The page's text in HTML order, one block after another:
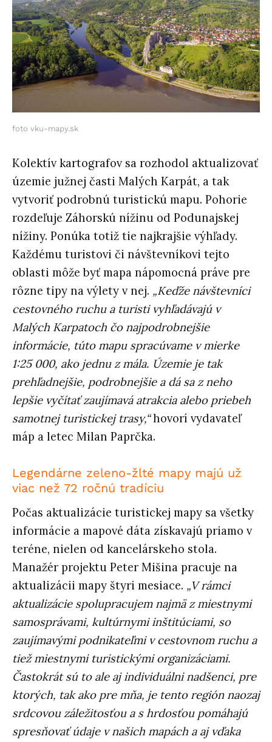
foto vku-mapy.sk
Kolektív kartografov sa rozhodol aktualizovať
územie južnej časti Malých Karpát, a tak
vytvoriť podrobnú turistickú mapu. Pohorie
rozdeľuje Záhorskú nížinu od Podunajskej
nížiny. Ponúka totiž tie najkrajšie výhľady.
Každému turistovi či návštevníkovi tejto
oblasti môže byť mapa nápomocná práve pre
rôzne tipy na výlety v nej. „Keďže návštevníci
cestovného ruchu a turisti vyhľadávajú v
Malých Karpatoch čo najpodrobnejšie
informácie, túto mapu spracúvame v mierke
1:25 000, ako jednu z mála. Územie je tak
prehľadnejšie, podrobnejšie a dá sa z neho
lepšie vyčítať zaujímavá atrakcia alebo priebeh
samotnej turistickej trasy,“hovorí vydavateľ
máp a letec Milan Paprčka.
Legendárne zeleno-žlté mapy majú už
viac než 72 ročnú tradíciu
Počas aktualizácie turistickej mapy sa všetky
informácie a mapové dáta získavajú priamo v
teréne, nielen od kancelárskeho stola.
Manažér projektu Peter Mišina pracuje na
aktualizácii mapy štyri mesiace. „V rámci
aktualizácie spolupracujem najmä z miestnymi
samosprávami, kultúrnymi inštitúciami, so
zaujímavými podnikateľmi v cestovnom ruchu a
tiež miestnymi turistickými organizáciami.
Častokrát sú to ale aj individuálni nadšenci, pre
ktorých, tak ako pre mňa, je tento región naozaj
srdcovou záležitosťou a s hrdosťou pomáhajú
spresňovať údaje v našich mapách a aj vďaka